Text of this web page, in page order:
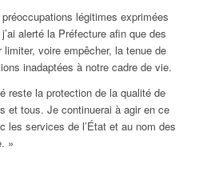
légitimes exprimées
alerté la Préfecture afin que des
voire empêcher, la tenue de
inadaptées à notre cadre de vie.
reste la protection de la qualité de
et tous. Je continuerai à agir en ce
les services de l’État et au nom des
»